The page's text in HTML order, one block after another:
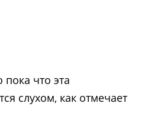
пока что эта
слухом, как отмечает